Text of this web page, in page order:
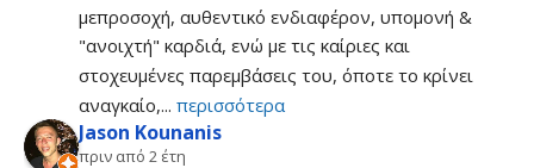
μεπροσοχή, αυθεντικό ενδιαφέρον, υπομονή &
"ανοιχτή" καρδιά, ενώ με τις καίριες και
στοχευμένες παρεμβάσεις του, όποτε το κρίνει
αναγκαίο,... περισσότερα
Jason Kounanis
πριν από 2 έτη